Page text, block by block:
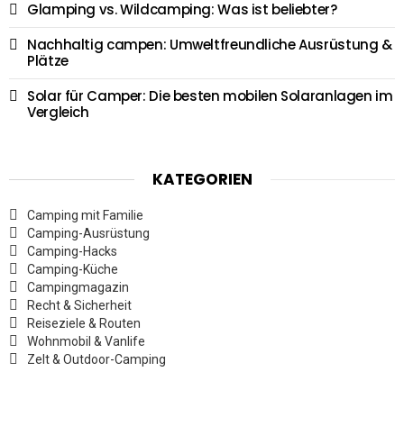
Glamping vs. Wildcamping: Was ist beliebter?
Nachhaltig campen: Umweltfreundliche Ausrüstung &
Plätze
Solar für Camper: Die besten mobilen Solaranlagen im
Vergleich
KATEGORIEN
Camping mit Familie
Camping-Ausrüstung
Camping-Hacks
Camping-Küche
Campingmagazin
Recht & Sicherheit
Reiseziele & Routen
Wohnmobil & Vanlife
Zelt & Outdoor-Camping